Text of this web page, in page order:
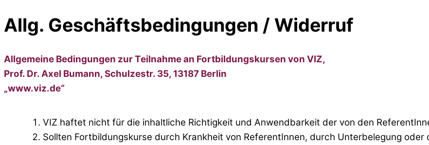
Allg. Geschäftsbedingungen / Widerruf
Allgemeine Bedingungen zur Teilnahme an Fortbildungskursen von VIZ,
Prof. Dr. Axel Bumann, Schulzestr. 35, 13187 Berlin
„www.viz.de“
VIZ haftet nicht für die inhaltliche Richtigkeit und Anwendbarkeit der von den
Sollten Fortbildungskurse durch Krankheit von ReferentInnen, durch Unterbelegung